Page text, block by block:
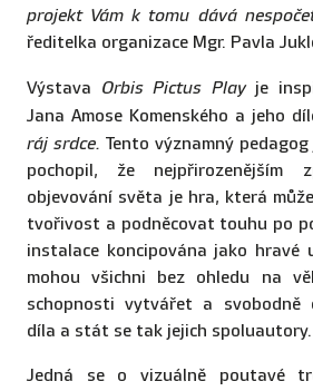
projekt Vám k tomu dává
ředitelka organizace Mgr. Pavla
Výstava Orbis Pictus Playje
Jana Amose Komenského a jeho
ráj srdce. Tento významný
pochopil, že nejpřirozenějším
objevování světa je hra, která
tvořivost a podněcovat touhu po
instalace koncipována jako hravé
mohou všichni bez ohledu na
schopnosti vytvářet a svobodně
díla a stát se tak jejich spoluautory.
Jedná se o vizuálně poutavé